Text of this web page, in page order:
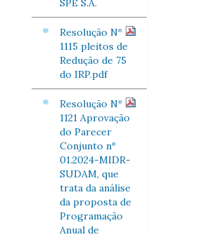
SPE S.A.
Resolução Nº
1115 pleitos de
Redução de 75
do IRP.pdf
Resolução Nº
1121 Aprovação
do Parecer
Conjunto nº
01.2024-MIDR-
SUDAM, que
trata da análise
da proposta de
Programação
Anual de